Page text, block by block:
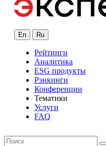
En Ru
Рейтинги
Аналитика
ESG продукты
Рэнкинги
Конференции
Тематики
Услуги
FAQ